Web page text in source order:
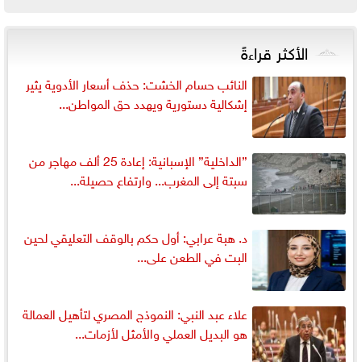
الأكثر قراءةً
النائب حسام الخشت: حذف أسعار الأدوية يثير
إشكالية دستورية ويهدد حق المواطن...
”الداخلية” الإسبانية: إعادة 25 ألف مهاجر من
سبتة إلى المغرب... وارتفاع حصيلة...
د. هبة عرابي: أول حكم بالوقف التعليقي لحين
البت في الطعن على...
علاء عبد النبي: النموذج المصري لتأهيل العمالة
هو البديل العملي والأمثل لأزمات...